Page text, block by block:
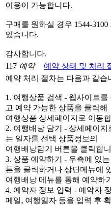
이용이 가능합니다.
구매를 원하실 경우 1544-
있습니다.
감사합니다.
117 예약
예약 상태 및 처리
예약 처리 절차는 다음과 같습
1. 여행상품 검색 - 웹사이트
고 예약 가능한 상품을 클릭해
여행상품 상세페이지로 이동
2. 여행배낭 담기 - 상세페이
는 일자를 선택 상품정보의
여행배낭담기 버튼을 클릭합
3. 상품 예약하기 - 우측에 있
튼을 클릭하거나 상단메뉴에
여행배낭 메뉴를 통해 예약하
4. 예약자 정보 입력 - 예약자
메일, 여행일자 등을 입력 후